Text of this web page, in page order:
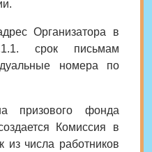
Организатора в
срок письмам
номера по
фонда
Комиссия в
из числа работников